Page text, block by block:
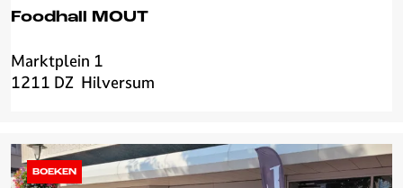
Foodhall MOUT
F
o
h
a
Marktplein 1
1211 DZ Hilversum
BOEKEN